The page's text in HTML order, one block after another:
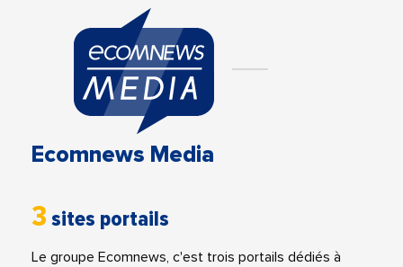
Ecomnews Media
3 sites portails
Le groupe Ecomnews, c'est trois portails dédiés à